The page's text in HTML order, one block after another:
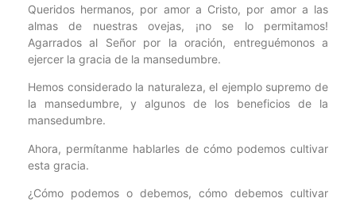
Queridos hermanos, por amor a Cristo, por amor a las
almas de nuestras ovejas, ¡no se lo permitamos!
Agarrados al Señor por la oración, entreguémonos a
ejercer la gracia de la mansedumbre.
Hemos considerado la naturaleza, el ejemplo supremo de
la mansedumbre, y algunos de los beneficios de la
mansedumbre.
Ahora, permítanme hablarles de cómo podemos cultivar
esta gracia.
¿Cómo podemos o debemos, cómo debemos cultivar